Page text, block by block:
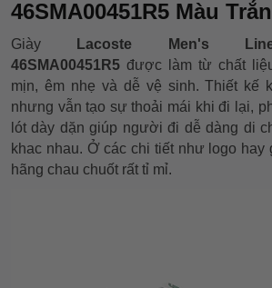
46SMA00451R5 Màu
Giày
Lacoste Men's
46SMA00451R5 được làm từ chất
mịn, êm nhẹ và dễ vệ sinh. Thiết kế
nhưng vẫn tạo sự thoải mái khi đi lại,
lót dày dặn giúp người đi dễ dàng di
khac nhau. Ở các chi tiết như logo
hãng chau chuốt rất tỉ mỉ.